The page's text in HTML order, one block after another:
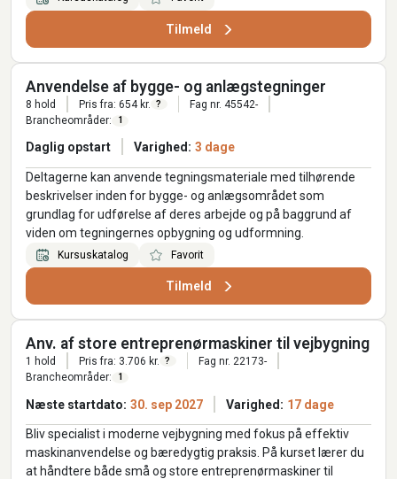
Tilmeld
Anvendelse af bygge- og anlægstegninger
8 hold Pris fra: 654 kr. ?
Fag nr. 45542-
Brancheområder:
1
Daglig opstart Varighed: 3 dage
Deltagerne kan anvende tegningsmateriale med tilhørende
beskrivelser inden for bygge- og anlægsområdet som
grundlag for udførelse af deres arbejde og på baggrund af
viden om tegningernes opbygning og udformning.
Kursuskatalog Favorit
Tilmeld
Anv. af store entreprenørmaskiner til vejbygning
1 hold Pris fra: 3.706 kr. ?
Fag nr. 22173-
Brancheområder:
1
Næste startdato: 30. sep 2027 Varighed: 17 dage
Bliv specialist i moderne vejbygning med fokus på effektiv
maskinanvendelse og bæredygtig praksis. På kurset lærer du
at håndtere både små og store entreprenørmaskiner til